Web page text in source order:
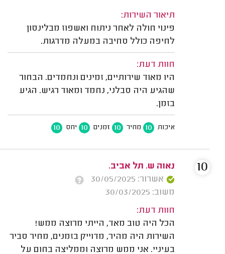
תיאור השירות:
פינוי חולה לאחר ניתוח ואשפוז מבלינסון
לחיפה כולל סחיבה במעלה מדרגות.
חוות דעת:
היו מאוד שירותיים, זמינים ונחמדים. הבחור
שהגיע היה סבלני, נחמד ומאוד רגיש. הגיע
בזמן.
איכות 10 מחיר 10 זמנים 10 יחס 10
נאוה ש. תל אביב.
אשרור: 30/05/2025
משוב: 30/03/2025
חוות דעת:
הכל היה טוב מאד, הייתי מרוצה ממש!
השירות היה מהיר, מדוייק בזמנים, מחיר סביר
בעיניי. אני ממש מרוצה וממליצה בחום על
10